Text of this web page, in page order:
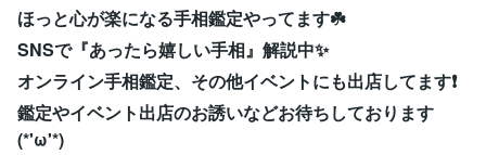
ほっと心が楽になる手相鑑定やってます☘️
SNSで『あったら嬉しい手相』解説中✨
オンライン手相鑑定、その他イベントにも出店してます❗️
鑑定やイベント出店のお誘いなどお待ちしております
(*'ω'*)